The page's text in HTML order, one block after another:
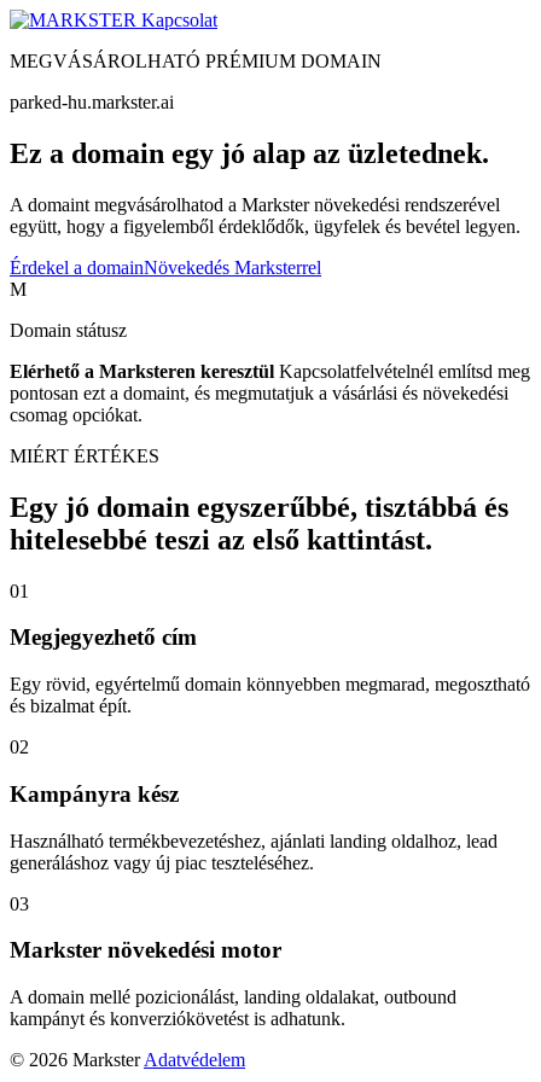
Kapcsolat
MEGVÁSÁROLHATÓ PRÉMIUM DOMAIN
parked-hu.markster.ai
Ez a domain egy jó alap az üzletednek.
A domaint megvásárolhatod a Markster növekedési rendszerével
együtt, hogy a figyelemből érdeklődők, ügyfelek és bevétel legyen.
Érdekel a domainNövekedés Marksterrel
M
Domain státusz
Elérhető a Marksteren keresztül Kapcsolatfelvételnél említsd meg
pontosan ezt a domaint, és megmutatjuk a vásárlási és növekedési
csomag opciókat.
MIÉRT ÉRTÉKES
Egy jó domain egyszerűbbé, tisztábbá és
hitelesebbé teszi az első kattintást.
01
Megjegyezhető cím
Egy rövid, egyértelmű domain könnyebben megmarad, megosztható
és bizalmat épít.
02
Kampányra kész
Használható termékbevezetéshez, ajánlati landing oldalhoz, lead
generáláshoz vagy új piac teszteléséhez.
03
Markster növekedési motor
A domain mellé pozicionálást, landing oldalakat, outbound
kampányt és konverziókövetést is adhatunk.
© 2026 Markster Adatvédelem